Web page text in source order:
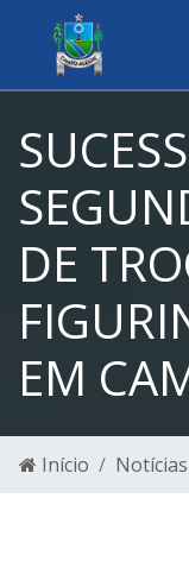
DE
EM
Início Notícias